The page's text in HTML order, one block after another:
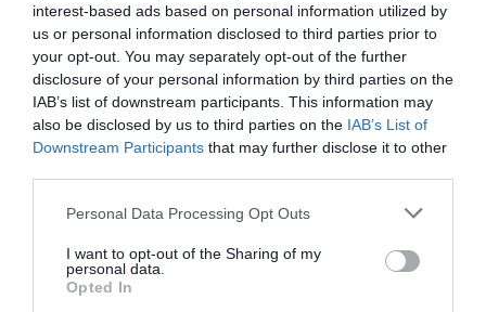
interest-based ads based on personal information utilized by
us or personal information disclosed to third parties prior to
your opt-out. You may separately opt-out of the further
disclosure of your personal information by third parties on the
IAB’s list of downstream participants. This information may
also be disclosed by us to third parties on the IAB’s List of
Downstream Participants that may further disclose it to other
Please note that this website/app uses one or more Google
not limited to your visit or usage behaviour. You may click to
grant or deny consent to Google and its third-party tags to
use your data for below specified purposes in below Google
Personal Data Processing Opt Outs
I want to opt-out of the Sharing of my
personal data.
Opted In